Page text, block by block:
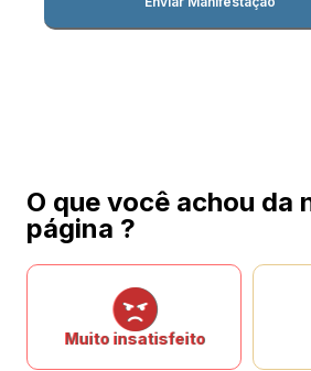
O que você achou da
página ?
Muito insatisfeito